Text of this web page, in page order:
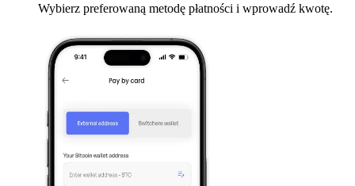
Wybierz preferowaną metodę płatności i wprowadź kwotę.